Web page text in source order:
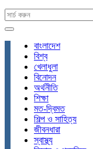
বাংলাদেশ
বিশ্ব
খেলাধুলা
বিনোদন
অর্থনীতি
শিক্ষা
মত-দ্বিমত
শিল্প ও সাহিত্য
জীবনধারা
স্বাস্থ্য